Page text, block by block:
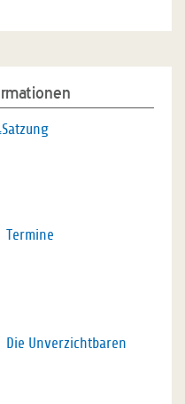
Satzung
Termine
Die Unverzichtbaren